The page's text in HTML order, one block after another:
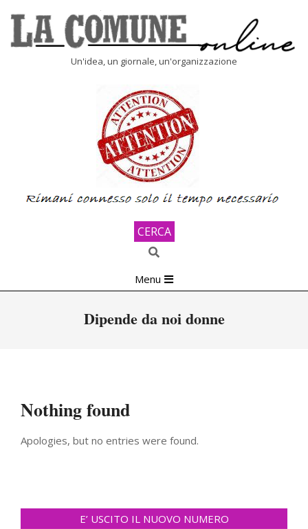
content
Un'idea, un giornale, un'organizzazione
CERCA
Search
Navigation
Menu
Dipende da noi donne
Nothing found
Apologies, but no entries were found.
E’ USCITO IL NUOVO NUMERO